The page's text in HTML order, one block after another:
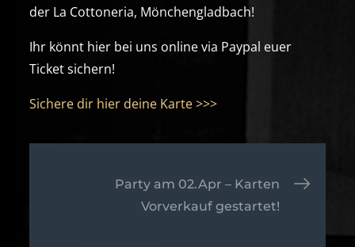
der La Cottoneria, Mönchengladbach!
Ihr könnt hier bei uns online via Paypal euer
Ticket sichern!
Sichere dir hier deine Karte >>>
Beitrags-
Navigation
Party am 02.Apr – Karten
Vorverkauf gestartet!